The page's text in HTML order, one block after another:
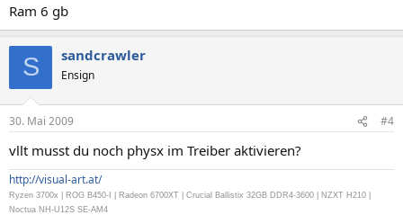
Ram 6 gb
S sandcrawler
Ensign
30. Mai 2009 #4
vllt musst du noch physx im Treiber aktivieren?
http://visual-art.at/
Ryzen 3700x | ROG B450-I | Radeon 6700XT | Crucial Ballistix 32GB DDR4-3600 |
NZXT H210 |
Noctua NH-U12S SE-AM4